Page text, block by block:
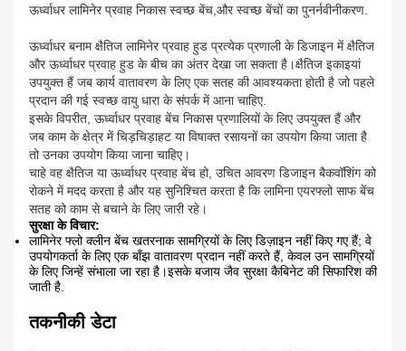
ऊर्ध्वाधर लामिनेर प्रवाह निकास स्वच्छ बेंच,और स्वच्छ बेंचों का पुनर्नवीनीकरण.
ऊर्ध्वाधर बनाम क्षैतिज लामिनेर प्रवाह हुड प्रत्येक प्रणाली के डिजाइन में क्षैतिज
और ऊर्ध्वाधर प्रवाह हुड के बीच का अंतर देखा जा सकता है।क्षैतिज इकाइयां
उपयुक्त हैं जब कार्य वातावरण के लिए एक सतह की आवश्यकता होती है जो पहले
प्रदान की गई स्वच्छ वायु धारा के संपर्क में आना चाहिए.
इसके विपरीत, ऊर्ध्वाधर प्रवाह बेंच निकास प्रणालियों के लिए उपयुक्त हैं और
जब काम के क्षेत्र में चिड़चिड़ाहट या विषाक्त रसायनों का उपयोग किया जाता है
तो उनका उपयोग किया जाना चाहिए।
चाहे वह क्षैतिज या ऊर्ध्वाधर प्रवाह बेंच हो, उचित आवरण डिजाइन बैकवॉशिंग को
रोकने में मदद करता है और यह सुनिश्चित करता है कि लामिना एयरफ्लो साफ बेंच
सतह को काम से बचाने के लिए जारी रहे।
सुरक्षा के विचार:
लामिनेर फ्लो क्लीन बेंच खतरनाक सामग्रियों के लिए डिज़ाइन नहीं किए गए हैं; वे
उपयोगकर्ता के लिए एक बाँझ वातावरण प्रदान नहीं करते हैं, केवल उन सामग्रियों
के लिए जिन्हें संभाला जा रहा है।इसके बजाय जैव सुरक्षा कैबिनेट की सिफारिश की
जाती है.
तकनीकी डेटा